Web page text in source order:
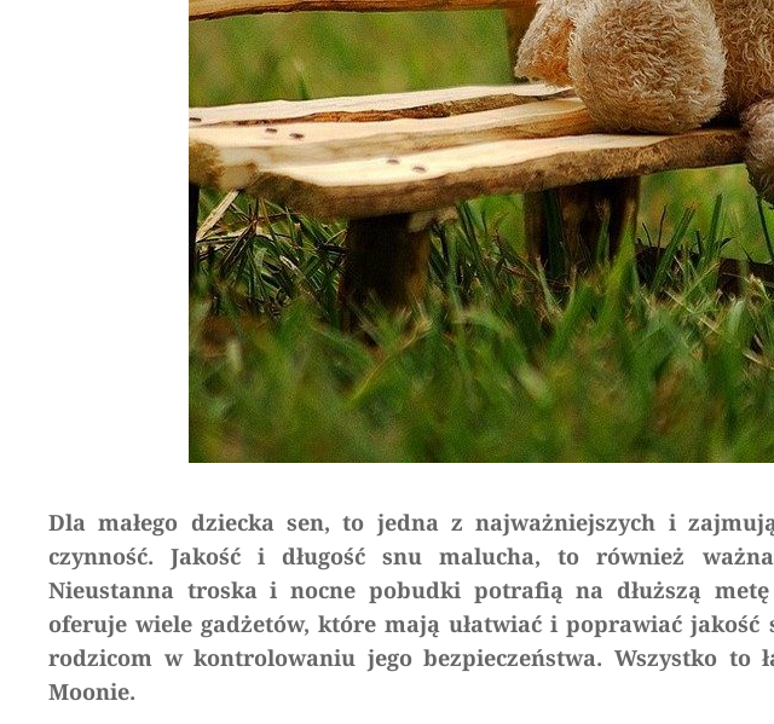
Dla małego dziecka sen, to jedna z najważniejszych i
czynność. Jakość i długość snu malucha, to również
Nieustanna troska i nocne pobudki potrafią na dłuższą
oferuje wiele gadżetów, które mają ułatwiać i poprawiać jakość
rodzicom w kontrolowaniu jego bezpieczeństwa. Wszystko to
Moonie.